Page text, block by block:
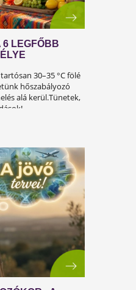
PROBLÉMÁJA:
ÉS LEHETSÉGES
más néven a szexuális
férfi számára központi
csupán a testi egészséget,
is befolyásolja.